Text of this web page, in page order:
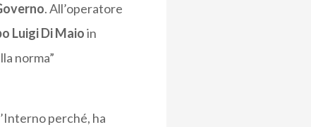
. All’operatore
Luigi Di Maioin
norma”
perché, ha